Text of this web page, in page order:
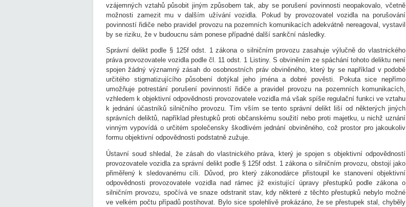
vzájemných vztahů působit jiným způsobem tak, aby se porušení povinnosti neopakovalo, včetně
možnosti zamezit mu v dalším užívání vozidla. Pokud by provozovatel vozidla na porušování
povinností řidiče nebo pravidel provozu na pozemních komunikacích adekvátně nereagoval, vystavil
by se riziku, že v budoucnu sám ponese případné další sankční následky.
Správní delikt podle § 125f odst. 1 zákona o silničním provozu zasahuje výlučně do vlastnického
práva provozovatele vozidla podle čl. 11 odst. 1 Listiny. S obviněním ze spáchání tohoto deliktu není
spojen žádný významný zásah do osobnostních práv obviněného, který by se například v podobě
určitého stigmatizujícího působení dotýkal jeho jména a dobré pověsti. Pokuta sice nepřímo
umožňuje potrestání porušení povinností řidiče a pravidel provozu na pozemních komunikacích,
vzhledem k objektivní odpovědnosti provozovatele vozidla má však spíše regulační funkci ve vztahu
k jednání účastníků silničního provozu. Tím vším se tento správní delikt liší od některých jiných
správních deliktů, například přestupků proti občanskému soužití nebo proti majetku, u nichž uznání
vinným vypovídá o určitém společensky škodlivém jednání obviněného, což prostor pro jakoukoliv
formu objektivní odpovědnosti podstatně zužuje.
Ústavní soud shledal, že zásah do vlastnického práva, který je spojen s objektivní odpovědností
provozovatele vozidla za správní delikt podle § 125f odst. 1 zákona o silničním provozu, obstojí jako
přiměřený k sledovanému cíli. Důvod, pro který zákonodárce přistoupil ke stanovení objektivní
odpovědnosti provozovatele vozidla nad rámec již existující úpravy přestupků podle zákona o
silničním provozu, spočívá ve snaze odstranit stav, kdy některé z těchto přestupků nebylo možné
ve velkém počtu případů postihovat. Bylo sice spolehlivě prokázáno, že se přestupek stal, chyběly